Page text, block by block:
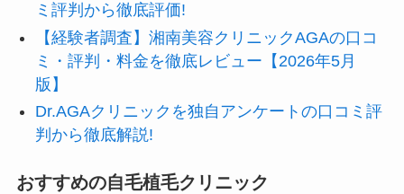
ミ評判から徹底評価!
【経験者調査】湘南美容クリニックAGAの口コ
ミ・評判・料金を徹底レビュー【2026年5月
版】
Dr.AGAクリニックを独自アンケートの口コミ評
判から徹底解説!
おすすめの自毛植毛クリニック